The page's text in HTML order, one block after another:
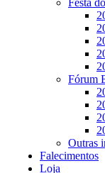
Fórum
Outras
Falecimentos
Loja